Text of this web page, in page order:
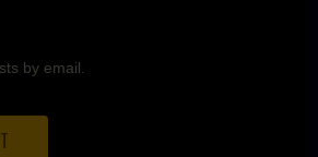
by email.